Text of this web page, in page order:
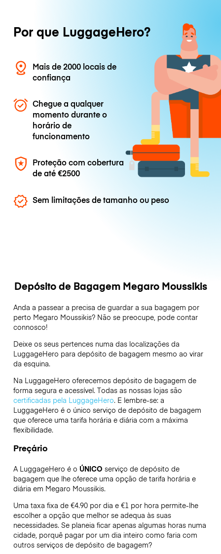
Por que LuggageHero?
Mais de 2000 locais de
confiança
Chegue a qualquer
momento durante o
horário de
funcionamento
Proteção com cobertura
de até€2500
Sem limitações de tamanho ou peso
Depósito de Bagagem Megaro Moussikis
Anda a passear a precisa de guardar a sua bagagem por
perto Megaro Moussikis? Não se preocupe, pode contar
connosco!
Deixe os seus pertences numa das localizações da
LuggageHero para depósito de bagagem mesmo ao virar
da esquina.
Na LuggageHero oferecemos depósito de bagagem de
forma segura e acessível. Todas as nossas lojas são
certificadas pela LuggageHero. E lembre-se: a
LuggageHero é o único serviço de depósito de bagagem
que oferece uma tarifa horária e diária com a máxima
flexibilidade.
Preçário
A LuggageHero é o ÚNICO serviço de depósito de
bagagem que lhe oferece uma opção de tarifa horária e
diária em Megaro Moussikis.
Uma taxa fixa de €4.90 por dia e €1 por hora permite-lhe
escolher a opção que melhor se adequa às suas
necessidades. Se planeia ficar apenas algumas horas numa
cidade, porquê pagar por um dia inteiro como faria com
outros serviços de depósito de bagagem?